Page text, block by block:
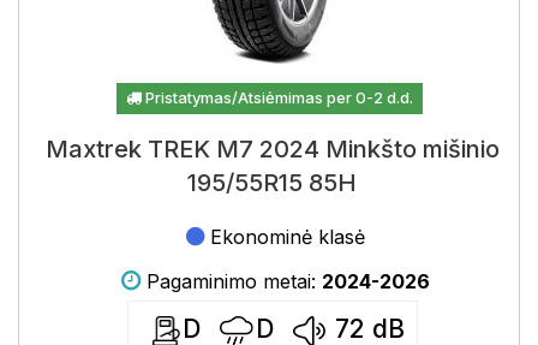
Pristatymas/Atsiėmimas per 0-2 d.d.
Maxtrek TREK M7 2024 Minkšto mišinio
195/55R15 85H
Ekonominė klasė
Pagaminimo metai: 2024-2026
D D 72 dB